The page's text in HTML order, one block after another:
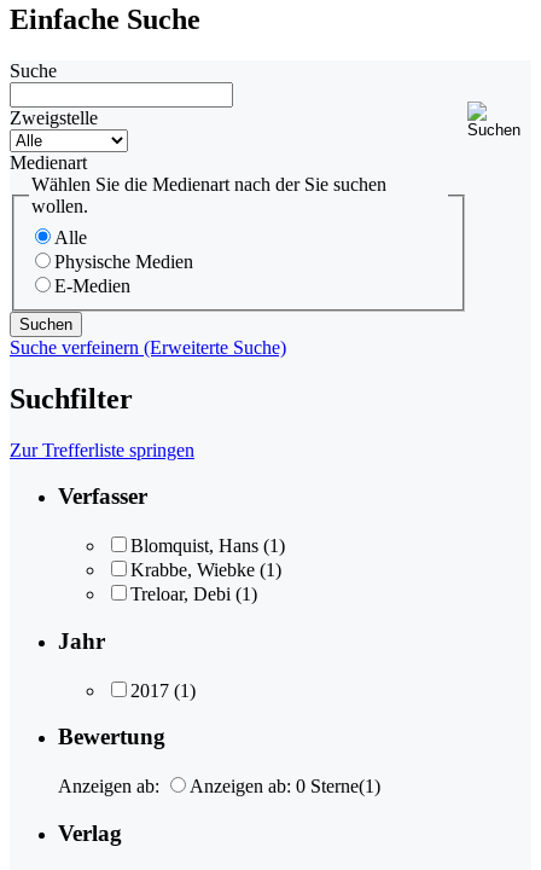
Einfache Suche
Suche
Zweigstelle
Medienart
Wählen Sie die Medienart nach der Sie suchen
wollen.
Alle
Physische Medien
E-Medien
Suche verfeinern (Erweiterte Suche)
Suchfilter
Zur Trefferliste springen
Verfasser
Blomquist, Hans (1)
Krabbe, Wiebke (1)
Treloar, Debi (1)
Jahr
2017 (1)
Bewertung
Anzeigen ab: Anzeigen ab: 0 Sterne(1)
Verlag